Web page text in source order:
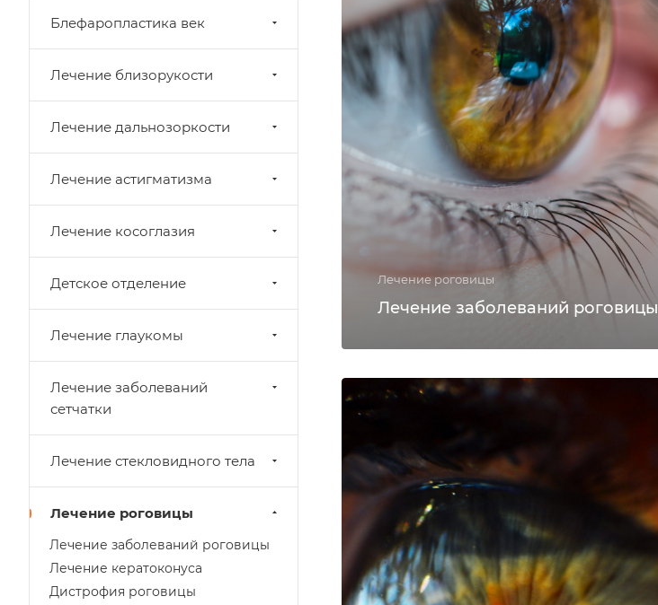
Лечение роговицы
Лечение заболеваний роговицы
Блефаропластика век
Лечение близорукости
Лечение дальнозоркости
Лечение астигматизма
Лечение косоглазия
Детское отделение
Лечение глаукомы
Лечение заболеваний
сетчатки
Лечение стекловидного тела
Лечение роговицы
Лечение заболеваний роговицы
Лечение кератоконуса
Дистрофия роговицы